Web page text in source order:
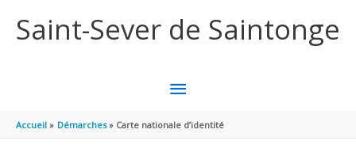
Saint-Sever de Saintonge
MENU
PRINCIPAL
Accueil Démarches Carte nationale d’identité